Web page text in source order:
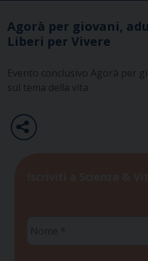
Agorà per giovani,
Liberi per Vivere
Evento conclusivo Agorà per
sul tema della vita